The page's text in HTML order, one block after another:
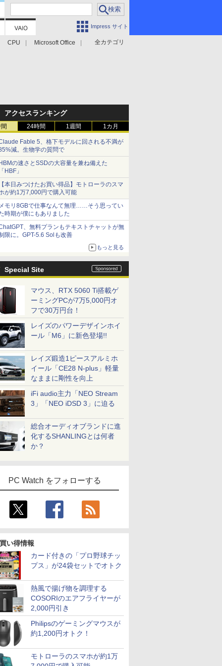
Impress サイト
全カテゴリ
CPU Microsoft Office
アクセスランキング
24時間 1週間 1カ月
Fable 5、格下モデルに回される不満が
減。生物学の質問で
の速さとSSDの大容量を兼ね備えた
HBF」
本日みつけたお買い得品】モトローラのスマ
が約1万7,000円で購入可能
モリ8GBで仕事なんて無理……そう思ってい
時期が僕にもありました
、無料プランもテキストチャットが無
限に。GPT-5.6 Solも改善
もっと見る
Special Site
マウス、RTX 5060 Ti搭載ゲ
ーミングPCが7万5,000円オ
フで30万円台！
レイズのパワーデザインホイ
ール「M6」に新色登場!!
レイズ鍛造1ピースアルミホ
イール「CE28 N-plus」軽量
なままに剛性を向上
iFi audio主力「NEO Stream
3」「NEO iDSD 3」に迫る
総合オーディオブランドに進
化するSHANLINGとは何者
か？
PC Watch をフォローする
い得情報
カード付きの「プロ野球チッ
プス」が24袋セットでオトク
熱風で揚げ物を調理する
COSORIのエアフライヤーが
2,000円引き
Philipsのゲーミングマウスが
約1,200円オトク！
モトローラのスマホが約1万